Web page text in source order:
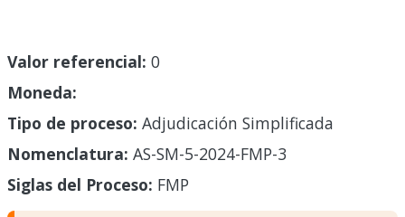
Valor referencial: 0
Moneda:
Tipo de proceso: Adjudicación Simplificada
Nomenclatura: AS-SM-5-2024-FMP-3
Siglas del Proceso: FMP